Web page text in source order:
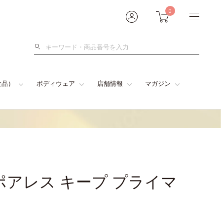
0
検
） ボディウェア 店舗情報 マガジン
レス キープ プライマ